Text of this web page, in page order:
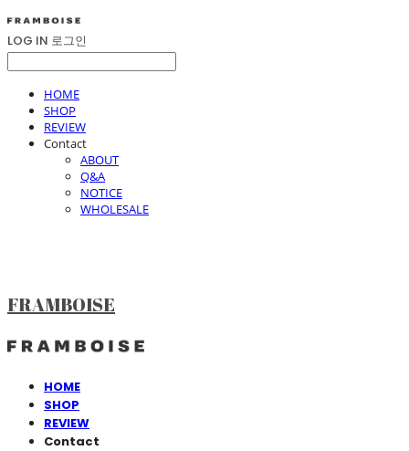
LOG IN 로그인
HOME
SHOP
REVIEW
Contact
ABOUT
Q&A
NOTICE
WHOLESALE
FRAMBOISE
HOME
SHOP
REVIEW
Contact